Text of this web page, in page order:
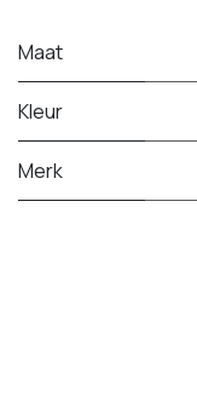
Maat
Kleur
Merk